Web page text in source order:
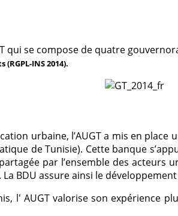
se compose de quatre
(RGPL-INS 2014).
urbaine, l’AUGT a mis en
de Tunisie). Cette banque
par l’ensemble des
BDU assure ainsi le
l' AUGT valorise son expérience